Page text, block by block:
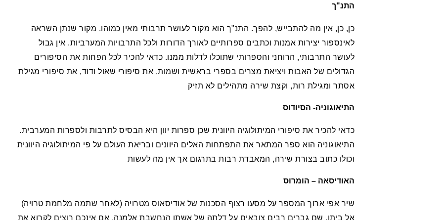
התנ"ך
כן, כן, אין מה להתבייש, להפך. התנ"ך הוא מקור לעושר תרבותי מאין כמוהו. מקור שנתן השראה
לאינספור יצירות אמנות וכתבים ספרותיים לאורך הדורות ולכל התרבויות המערביות. אין גבול
לעושר התרבותי, הרוחני והספרותי שתוכלו לדלות ממנו. כדאי להכיר לכל הפחות את הסיפורים
הגדולים של האבות ויציאת מצרים בספרי בראשית ושמות, את סיפורי שאול ודוד, את סיפורי מגילת
אסתר ומגילת רות, וקצת שירה מתהילים לא תזיק
התיאוגוניה- הסיודוס
כדאי להכיר את סיפורי המיתולוגיה היוונית שכן ספרות יוון היא הבסיס לתרבות ולספרות המערבית.
התיאוגוניה הוא ספר המתאר את התפתחות האלים היוונים ובריאת העולם על פי המיתולוגיה היוונית
וכולו כתוב בצורת שירה, המאבדת רבות בתרגום אך אין מה לעשות
האודיסאה – הומרוס
שיר אפי ארוך המספר על מסעו רצוף הסכנות של אודיסאוס מטרויה (לאחר שתמה מלחמת טרויה)
אל ביתו, שם גברים רבים צובאים על דלתה של אשתו הנחשבת אלמנה. אם אינכם רוצים לקרוא את